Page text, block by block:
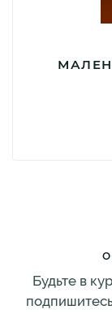
Будьте в